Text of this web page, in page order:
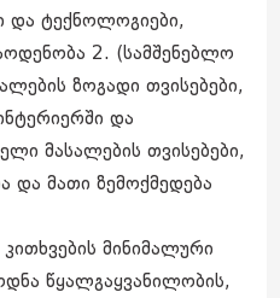
და ტექნოლოგიები,
2. (სამშენებლო
ზოგადი თვისებები,
და
მასალების თვისებები,
და მათი ზემოქმედება
მინიმალური
წყალგაყვანილობის,